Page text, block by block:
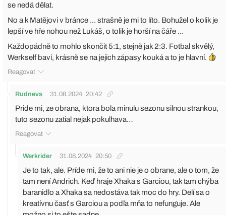
se nedá dělat.
No a k Matějovi v bránce ... strašně je mi to líto. Bohužel o kolik je
lepší ve hře nohou než Lukáš, o tolik je horší na čáře ...
Každopádně to mohlo skončit 5:1, stejně jak 2:3. Fotbal skvělý,
Werkself baví, krásně se na jejich zápasy kouká a to je hlavní.
Reagovat
Rudnevs 31.08.2024 20:42
Pride mi, ze obrana, ktora bola minulu sezonu silnou strankou,
tuto sezonu zatial nejak pokulhava…
Reagovat
Werkrider 31.08.2024 20:50
Je to tak, ale. Príde mi, že to ani nie je o obrane, ale o tom, že
tam není Andrich. Keď hraje Xhaka s Garciou, tak tam chýba
baranidlo a Xhaka sa nedostáva tak moc do hry. Delí sa o
kreatívnu časť s Garciou a podľa mňa to nefunguje. Ale